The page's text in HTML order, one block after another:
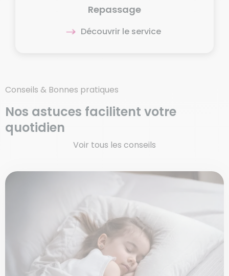
Repassage
Découvrir le service
Conseils & Bonnes pratiques
Nos astuces facilitent votre
quotidien
Voir tous les conseils